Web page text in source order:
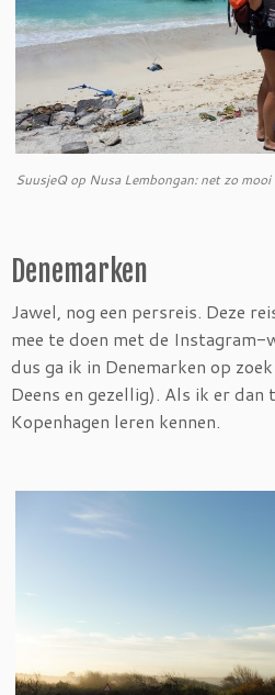
SuusjeQ op Nusa Lembongan: net zo mooi
Denemarken
Jawel, nog een persreis. Deze
mee te doen met de Instagram-
dus ga ik in Denemarken op
Deens en gezellig). Als ik er
Kopenhagen leren kennen.